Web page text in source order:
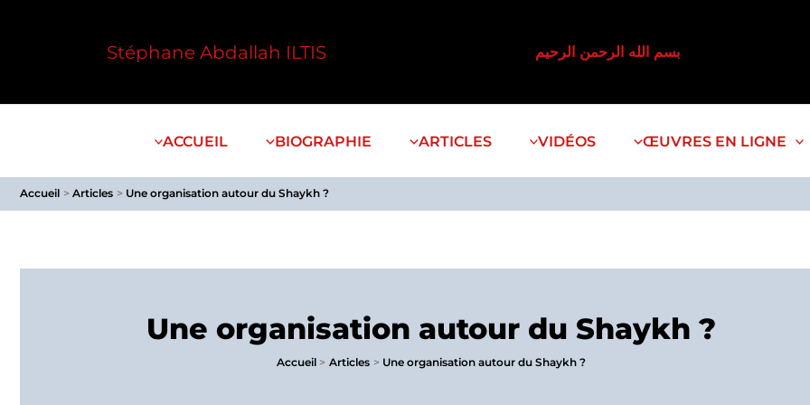
Stéphane Abdallah ILTIS بسم الله الرحمن الرحيم
ACCUEIL BIOGRAPHIE ARTICLES VIDÉOS ŒUVRES EN LIGNE
Accueil Articles Une organisation autour du Shaykh ?
Une organisation autour du Shaykh ?
Accueil Articles Une organisation autour du Shaykh ?